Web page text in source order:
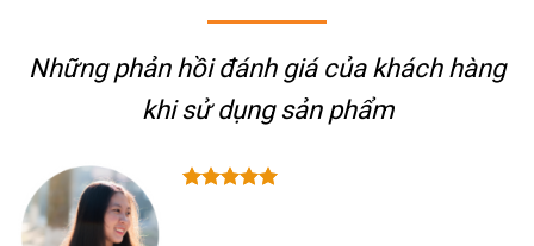
Những phản hồi đánh giá của khách hàng
khi sử dụng sản phẩm